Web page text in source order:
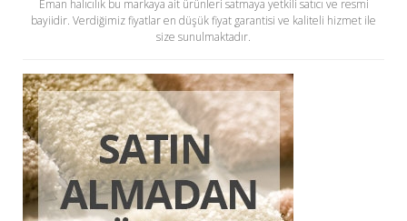
Eman halıcılık bu markaya ait ürünleri satmaya yetkili satıcı ve resmi
bayiidir. Verdiğimiz fiyatlar en düşük fiyat garantisi ve kaliteli hizmet ile
size sunulmaktadır.